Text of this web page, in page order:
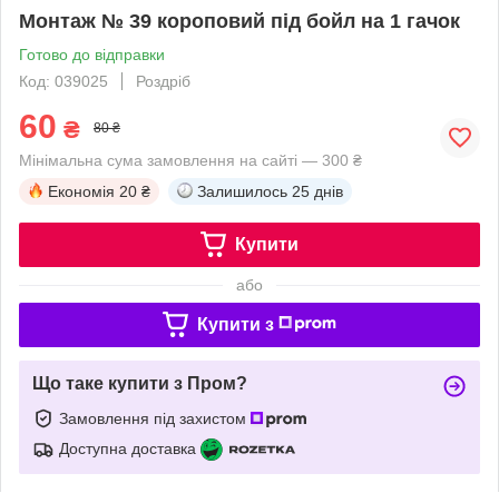
Монтаж № 39 короповий під бойл на 1 гачок
Готово до відправки
Код: 039025
Роздріб
60 ₴ 80 ₴
Мінімальна сума замовлення на сайті — 300 ₴
Економія 20 ₴ Залишилось 25 днів
Купити
або
Купити з
Що таке купити з Пром?
Замовлення під захистом
Доступна доставка